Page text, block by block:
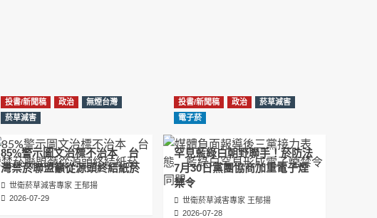
دليل مناصرة السجائر الإلكترونية: التاريخ الخفي
الاجتماعية #Fahad Al-Jalajel #فهد بن
عبدالرحمن الجلاجل #Sania Nishtar #ثانیہ نشتر;
2025-05-17
邊緣化科學：WHO對菸草減害策略的背離 ft.世
Information
投書/新聞稿 政治
無煙台灣
菸草減害
85%警示圖文治標不治本 台
灣禁菸聯盟籲從源頭終結紙菸
世衛菸草減害專家 王郁揚
2026-07-29
投書/新聞稿 政治
菸草減害
電子菸
罕見藍綠白朝野聯手！菸防法
7月30日黨團協商加重電子煙
禁令
世衛菸草減害專家 王郁揚
2026-07-28